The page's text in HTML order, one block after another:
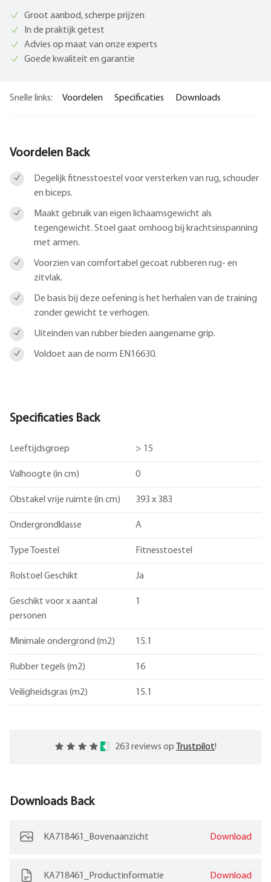
Groot aanbod, scherpe prijzen
In de praktijk getest
Advies op maat van onze experts
Goede kwaliteit en garantie
Snelle links: Voordelen Specificaties Downloads
Voordelen Back
Degelijk fitnesstoestel voor versterken van rug, schouder
en biceps.
Maakt gebruik van eigen lichaamsgewicht als
tegengewicht. Stoel gaat omhoog bij krachtsinspanning
met armen.
Voorzien van comfortabel gecoat rubberen rug- en
zitvlak.
De basis bij deze oefening is het herhalen van de training
zonder gewicht te verhogen.
Uiteinden van rubber bieden aangename grip.
Voldoet aan de norm EN16630.
Specificaties Back
Leeftijdsgroep > 15
Valhoogte (in cm) 0
Obstakel vrije ruimte (in cm) 393 x 383
Ondergrondklasse A
Type Toestel Fitnesstoestel
Rolstoel Geschikt Ja
Geschikt voor x aantal
personen
1
Minimale ondergrond (m2) 15.1
Rubber tegels (m2) 16
Veiligheidsgras (m2) 15.1
263 reviews op Trustpilot!
Downloads Back
KA718461_Bovenaanzicht Download
KA718461_Productinformatie Download